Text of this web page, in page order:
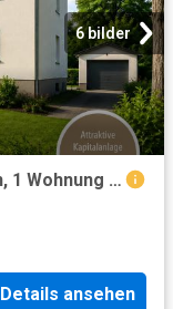
6 bilder
Mehrfamilienhaus mit 3 Wohnungen, 1 Wohnung im Erdgeschoss zur Selbstnutzung frei, Garten u. Garagen
Details ansehen